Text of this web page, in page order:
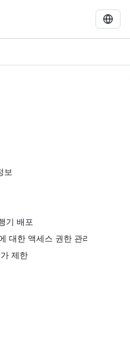
보
기 배포
대한 액세스 권한 관리
제한